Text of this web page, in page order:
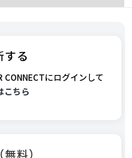
する
CONNECTにログインして
こちら
料）